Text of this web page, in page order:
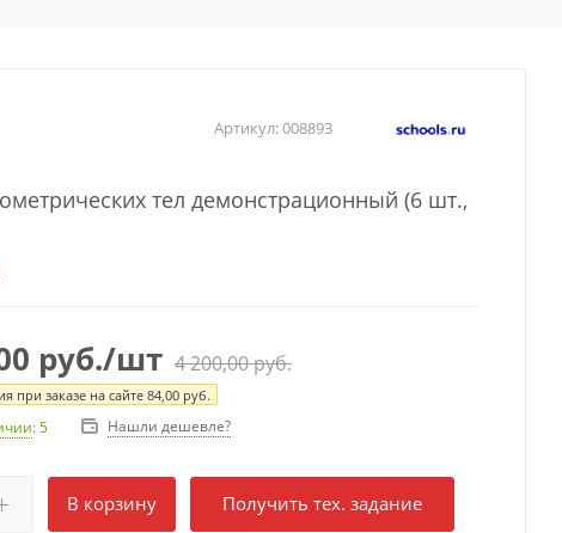
Артикул:008893
тел демонстрационный (6 шт.,
руб./шт 4 200,00руб.
при заказе на сайте84,00 руб.
: 5 Нашли дешевле?
В корзину Получить тех. задание